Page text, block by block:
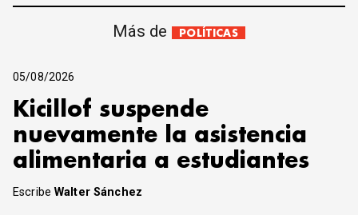
Más de POLÍTICAS
05/08/2026
Kicillof suspende
nuevamente la asistencia
alimentaria a estudiantes
EscribeWalter Sánchez